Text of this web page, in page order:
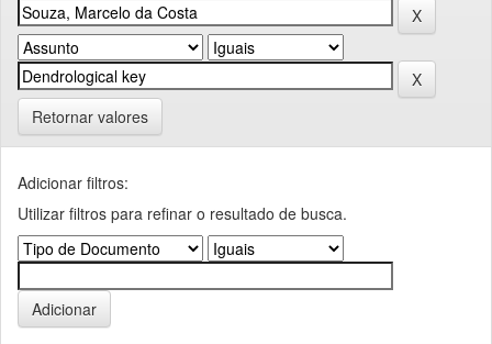
Retornar valores
Adicionar filtros:
Utilizar filtros para refinar o resultado de busca.